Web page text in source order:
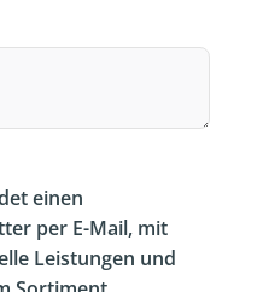
einen
per E-Mail, mit
Leistungen und